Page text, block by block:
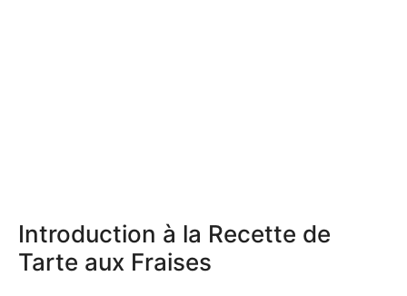
Introduction à la Recette de
Tarte aux Fraises